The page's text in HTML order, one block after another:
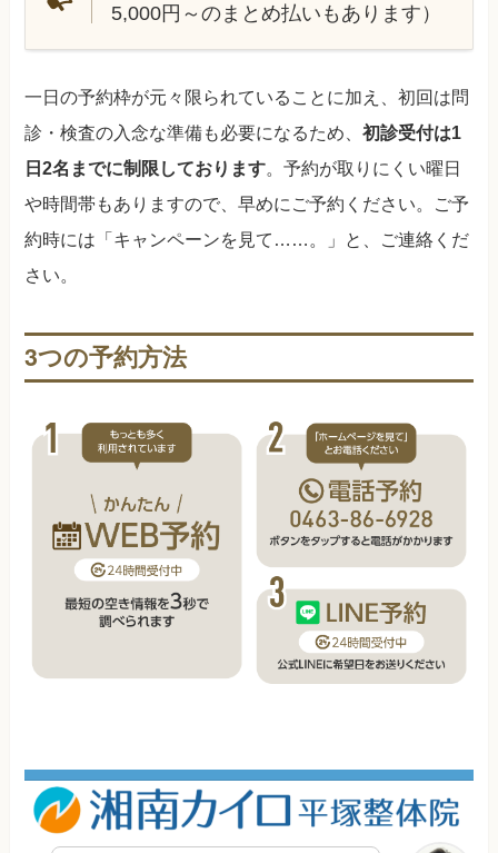
5,000円～のまとめ払いもあります）
一日の予約枠が元々限られていることに加え、初回は問
診・検査の入念な準備も必要になるため、初診受付は1
日2名までに制限しております。予約が取りにくい曜日
や時間帯もありますので、早めにご予約ください。ご予
約時には「キャンペーンを見て……。」と、ご連絡くだ
さい。
3つの予約方法